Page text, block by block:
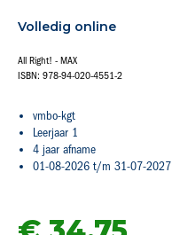
Volledig online
All Right! - MAX
ISBN: 978-94-020-4551-2
vmbo-kgt
Leerjaar 1
4 jaar afname
01-08-2026 t/m 31-07-2027